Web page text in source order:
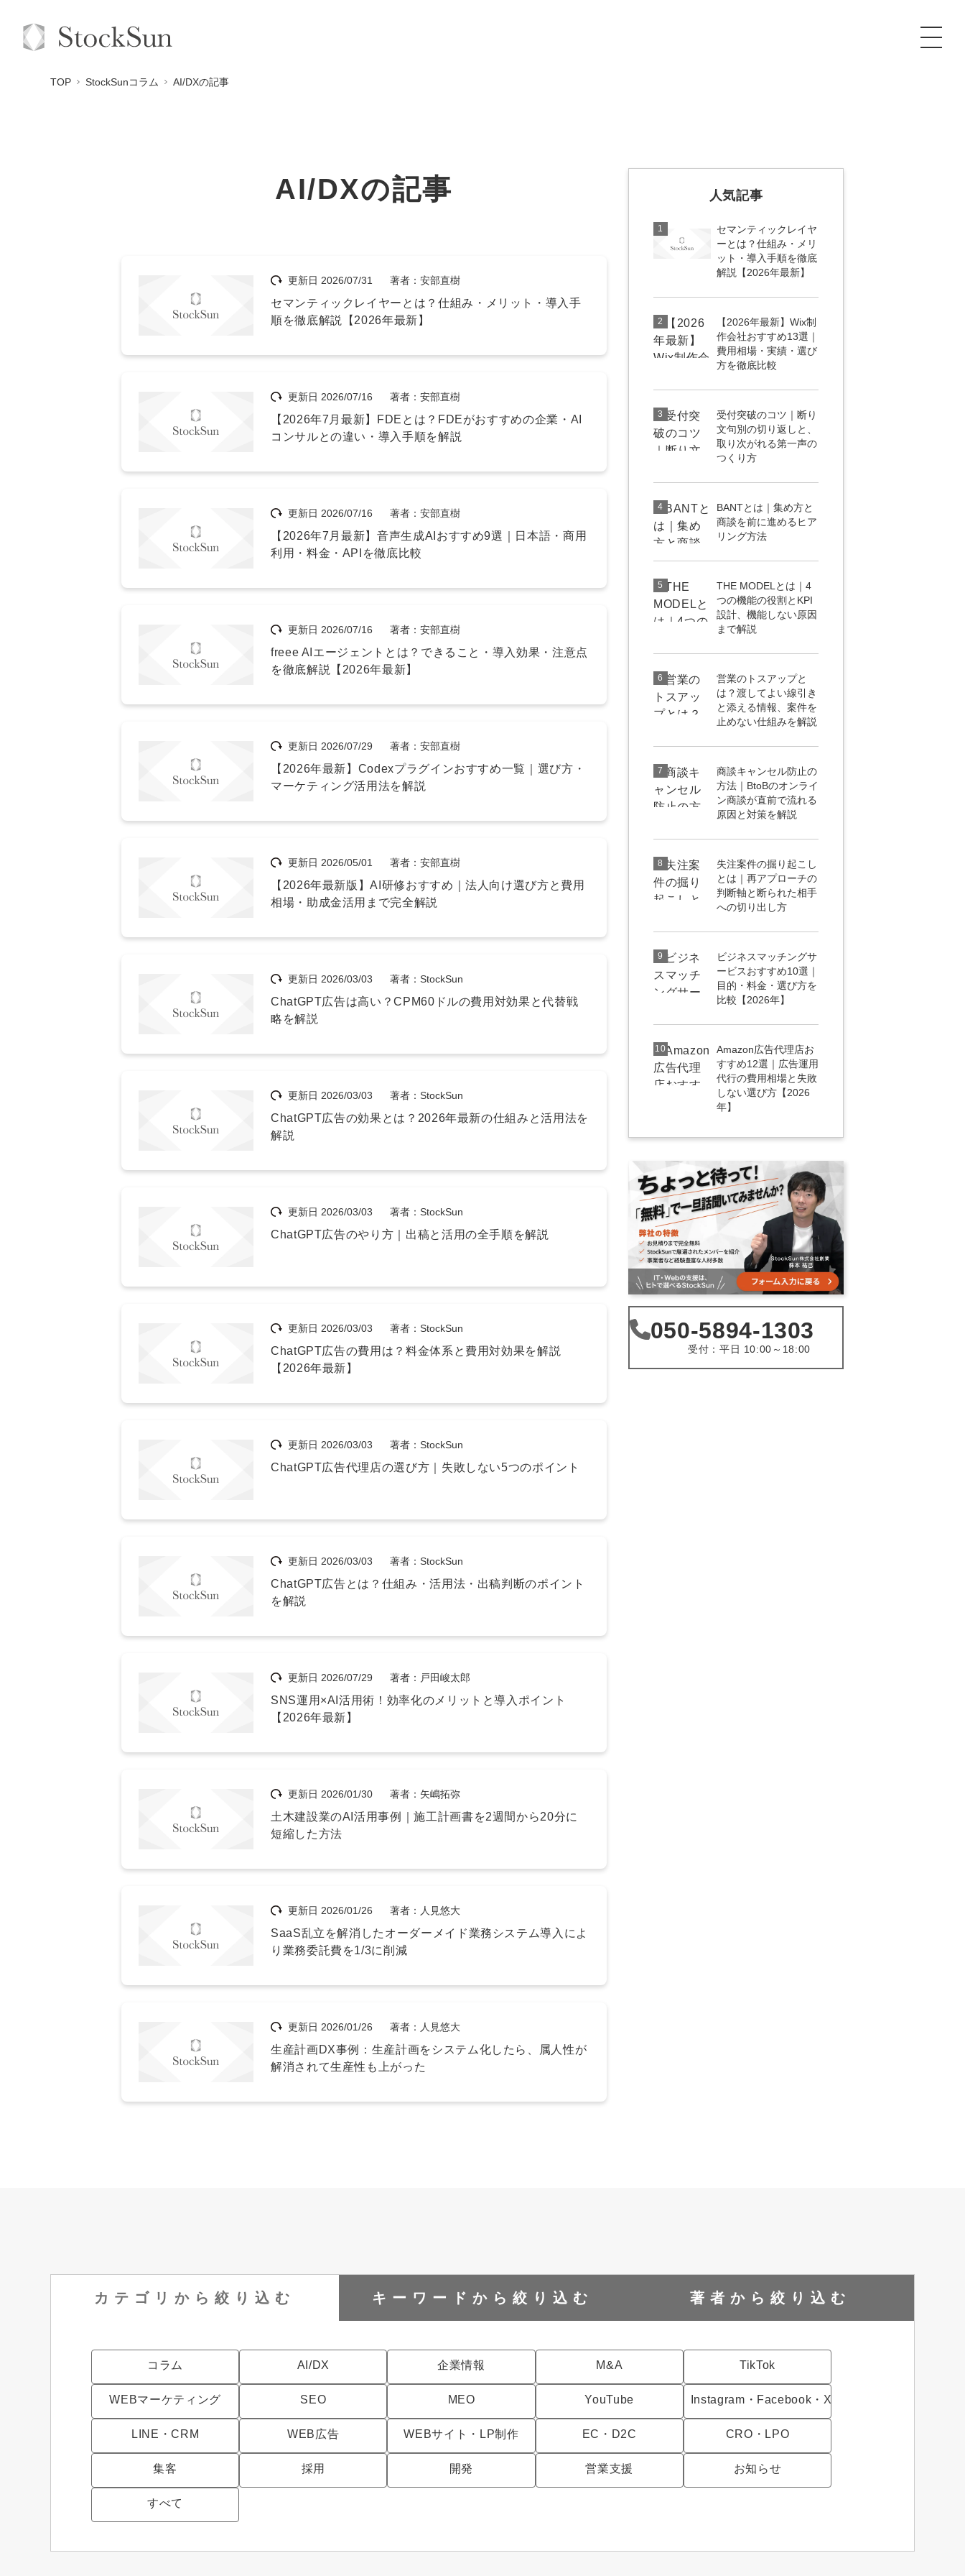
社内コンペ
BPO支援
営業改善特化の動画制作『動画でカリトルくん』
定額LINE運用代行『LINEマキトルくん』
定額制LP制作・改善『最強LP』
採用YouTubeチャンネル構築『トリトル』
お役立ち資料
料金表
YouTubeディレクター
年収エージェント
ミッション・ビジョン・バリュー
代表メッセージ（岩野圭佑）
取締役メッセージ（株本祐己）
業務委託
動画ディレクター
正社員
マーケマネージャー
内部監査室長
募集要項一覧
TOP StockSunコラム AI/DXの記事
AI/DXの記事
更新日 2026/07/31 著者：安部直樹
セマンティックレイヤーとは？仕組み・メリット・導入手
順を徹底解説【2026年最新】
更新日 2026/07/16 著者：安部直樹
【2026年7月最新】FDEとは？FDEがおすすめの企業・AI
コンサルとの違い・導入手順を解説
更新日 2026/07/16 著者：安部直樹
【2026年7月最新】音声生成AIおすすめ9選｜日本語・商用
利用・料金・APIを徹底比較
更新日 2026/07/16 著者：安部直樹
freee AIエージェントとは？できること・導入効果・注意点
を徹底解説【2026年最新】
更新日 2026/07/29 著者：安部直樹
【2026年最新】Codexプラグインおすすめ一覧｜選び方・
マーケティング活用法を解説
更新日 2026/05/01 著者：安部直樹
【2026年最新版】AI研修おすすめ｜法人向け選び方と費用
相場・助成金活用まで完全解説
更新日 2026/03/03 著者：StockSun
ChatGPT広告は高い？CPM60ドルの費用対効果と代替戦
略を解説
更新日 2026/03/03 著者：StockSun
ChatGPT広告の効果とは？2026年最新の仕組みと活用法を
解説
更新日 2026/03/03 著者：StockSun
ChatGPT広告のやり方｜出稿と活用の全手順を解説
更新日 2026/03/03 著者：StockSun
ChatGPT広告の費用は？料金体系と費用対効果を解説
【2026年最新】
更新日 2026/03/03 著者：StockSun
ChatGPT広告代理店の選び方｜失敗しない5つのポイント
更新日 2026/03/03 著者：StockSun
ChatGPT広告とは？仕組み・活用法・出稿判断のポイント
を解説
更新日 2026/07/29 著者：戸田峻太郎
SNS運用×AI活用術！効率化のメリットと導入ポイント
【2026年最新】
更新日 2026/01/30 著者：矢嶋拓弥
土木建設業のAI活用事例｜施工計画書を2週間から20分に
短縮した方法
更新日 2026/01/26 著者：人見悠大
SaaS乱立を解消したオーダーメイド業務システム導入によ
り業務委託費を1/3に削減
更新日 2026/01/26 著者：人見悠大
生産計画DX事例：生産計画をシステム化したら、属人性が
解消されて生産性も上がった
人気記事
1
セマンティックレイヤ
ーとは？仕組み・メリ
ット・導入手順を徹底
解説【2026年最新】
2
【2026年最新】Wix制
作会社おすすめ13選｜
費用相場・実績・選び
方を徹底比較
3
受付突破のコツ｜断り
文句別の切り返しと、
取り次がれる第一声の
つくり方
4
BANTとは｜集め方と
商談を前に進めるヒア
リング方法
5
THE MODELとは｜4
つの機能の役割とKPI
設計、機能しない原因
まで解説
6
営業のトスアップと
は？渡してよい線引き
と添える情報、案件を
止めない仕組みを解説
7
商談キャンセル防止の
方法｜BtoBのオンライ
ン商談が直前で流れる
原因と対策を解説
8
失注案件の掘り起こし
とは｜再アプローチの
判断軸と断られた相手
への切り出し方
9
ビジネスマッチングサ
ービスおすすめ10選｜
目的・料金・選び方を
比較【2026年】
10
Amazon広告代理店お
すすめ12選｜広告運用
代行の費用相場と失敗
しない選び方【2026
年】
050-5894-1303
受付：平日 10:00～18:00
カテゴリから絞り込む キーワードから 絞り込む 著者から 絞り込む
コラム AI/DX 企業情報 M&A TikTok
WEBマーケティング SEO MEO YouTube Instagram・Facebook・X
LINE・CRM WEB広告 WEBサイト・LP制作 EC・D2C CRO・LPO
集客 採用 開発 営業支援 お知らせ
すべて